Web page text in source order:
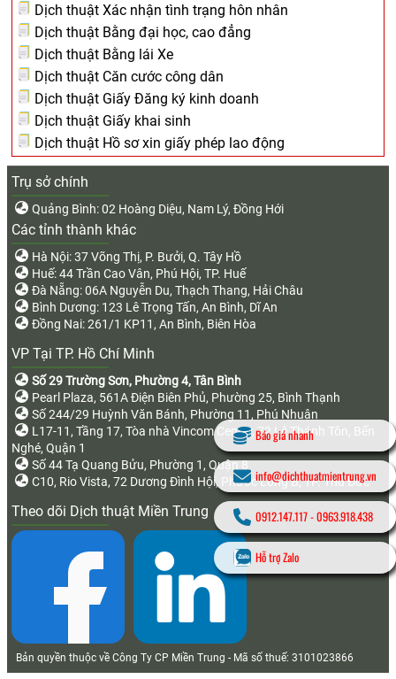
Dịch thuật Xác nhận tình trạng hôn nhân
Dịch thuật Bằng đại học, cao đẳng
Dịch thuật Bằng lái Xe
Dịch thuật Căn cước công dân
Dịch thuật Giấy Đăng ký kinh doanh
Dịch thuật Giấy khai sinh
Dịch thuật Hồ sơ xin giấy phép lao động
Trụ sở chính
Quảng Bình: 02 Hoàng Diệu, Nam Lý, Đồng Hới
Các tỉnh thành khác
Hà Nội: 37 Võng Thị, P. Bưởi, Q. Tây Hồ
Huế: 44 Trần Cao Vân, Phú Hội, TP. Huế
Đà Nẵng: 06A Nguyễn Du, Thạch Thang, Hải Châu
Bình Dương: 123 Lê Trọng Tấn, An Bình, Dĩ An
Đồng Nai: 261/1 KP11, An Bình, Biên Hòa
VP Tại TP. Hồ Chí Minh
Số 29 Trường Sơn, Phường 4, Tân Bình
Pearl Plaza, 561A Điện Biên Phủ, Phường 25, Bình Thạnh
Số 244/29 Huỳnh Văn Bánh, Phường 11, Phú Nhuận
L17-11, Tầng 17, Tòa nhà Vincom Center, 72 Lê Thánh Tôn, Bến
Nghé, Quận 1
Số 44 Tạ Quang Bửu, Phường 1, Quận 8
C10, Rio Vista, 72 Dương Đình Hội, Phước Long B, TP. Thủ Đức
Theo dõi Dịch thuật Miền Trung
Bản quyền thuộc về Công Ty CP Miền Trung - Mã số thuế: 3101023866
Báo giá nhanh
info@dichthuatmientrung.vn
0912.147.117-0963.918.438
Hỗ trợ Zalo